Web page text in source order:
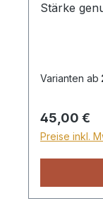
Stärke
Versand
Varianten ab
Regulärer
45,00 €
Preise inkl.